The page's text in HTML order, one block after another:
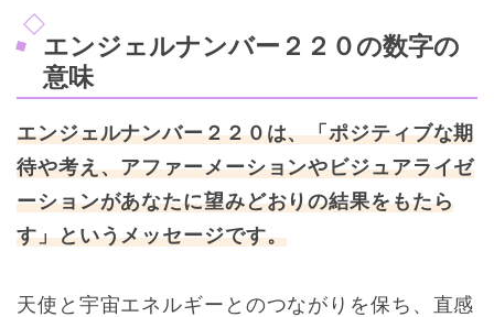
エンジェルナンバー２２０の数字の
意味
エンジェルナンバー２２０は、「ポジティブな期
待や考え、アファーメーションやビジュアライゼ
ーションがあなたに望みどおりの結果をもたら
す」というメッセージです。
天使と宇宙エネルギーとのつながりを保ち、直感